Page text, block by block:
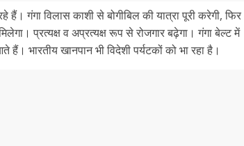
गंगा विलास काशी से बोगीबिल की यात्रा पूरी करेगी, फिर
प्रत्यक्ष व अप्रत्यक्ष रूप से रोजगार बढ़ेगा। गंगा बेल्ट में
भारतीय खानपान भी विदेशी पर्यटकों को भा रहा है।